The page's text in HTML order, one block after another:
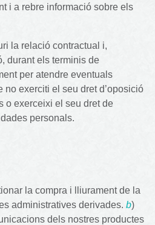
i a rebre informació sobre els
la relació contractual i,
durant els terminis de
per atendre eventuals
no exerciti el seu dret d’oposició
o exerceixi el seu dret de
personals.
la compra i lliurament de la
administratives derivades. b)
dels nostres productes